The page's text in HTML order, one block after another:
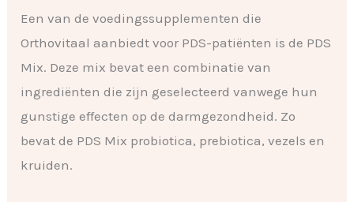
Een van de voedingssupplementen die
Orthovitaal aanbiedt voor PDS-patiënten is de PDS
Mix. Deze mix bevat een combinatie van
ingrediënten die zijn geselecteerd vanwege hun
gunstige effecten op de darmgezondheid. Zo
bevat de PDS Mix probiotica, prebiotica, vezels en
kruiden.